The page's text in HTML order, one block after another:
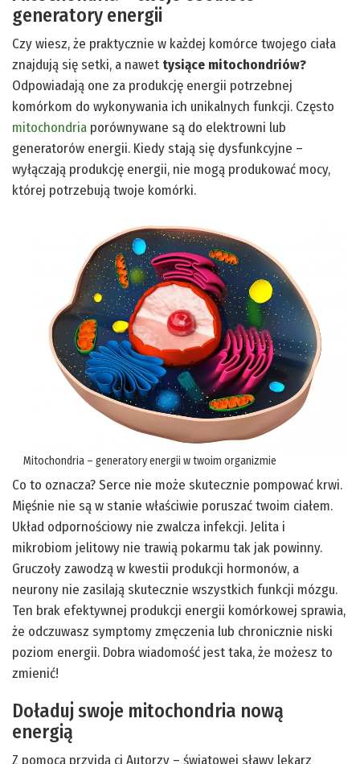
generatory energii
Czy wiesz, że praktycznie w każdej komórce twojego ciała
znajdują się setki, a nawet tysiące mitochondriów?
Odpowiadają one za produkcję energii potrzebnej
komórkom do wykonywania ich unikalnych funkcji. Często
mitochondria porównywane są do elektrowni lub
generatorów energii. Kiedy stają się dysfunkcyjne –
wyłączają produkcję energii, nie mogą produkować mocy,
której potrzebują twoje komórki.
Mitochondria – generatory energii w twoim organizmie
Co to oznacza? Serce nie może skutecznie pompować krwi.
Mięśnie nie są w stanie właściwie poruszać twoim ciałem.
Układ odpornościowy nie zwalcza infekcji. Jelita i
mikrobiom jelitowy nie trawią pokarmu tak jak powinny.
Gruczoły zawodzą w kwestii produkcji hormonów, a
neurony nie zasilają skutecznie wszystkich funkcji mózgu.
Ten brak efektywnej produkcji energii komórkowej sprawia,
że odczuwasz symptomy zmęczenia lub chronicznie niski
poziom energii. Dobra wiadomość jest taka, że możesz to
zmienić!
Doładuj swoje mitochondria nową
energią